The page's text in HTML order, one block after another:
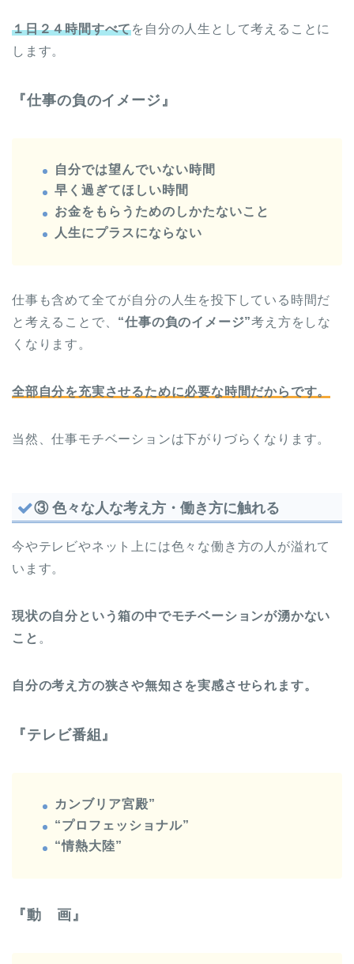
１日２４時間すべてを自分の人生として考えることに
します。
『仕事の負のイメージ』
自分では望んでいない時間
早く過ぎてほしい時間
お金をもらうためのしかたないこと
人生にプラスにならない
仕事も含めて全てが自分の人生を投下している時間だ
と考えることで、 “仕事の負のイメージ”考え方をしな
くなります。
全部自分を充実させるために必要な時間だからです。
当然、仕事モチベーションは下がりづらくなります。
③ 色々な人な考え方・働き方に触れる
今やテレビやネット上には色々な働き方の人が溢れて
います。
現状の自分という箱の中でモチベーションが湧かない
こと 。
自分の考え方の狭さや無知さを実感させられます。
『テレビ番組』
カンブリア宮殿”
“プロフェッショナル”
“情熱大陸”
『動 画』